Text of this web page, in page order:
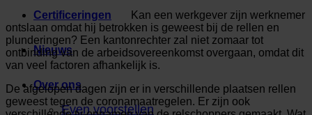
Certificeringen
Nieuws
Over ons
Even voorstellen
Kan een werkgever zijn werknemer
ontslaan omdat hij betrokken is geweest bij de rellen en
plunderingen? Een kantonrechter zal niet zomaar tot
ontbinding van de arbeidsovereenkomst overgaan, omdat dit
van veel factoren afhankelijk is.
De afgelopen dagen zijn er in verschillende plaatsen rellen
geweest tegen de coronamaatregelen. Er zijn ook